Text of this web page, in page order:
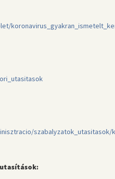
szabalyzatok_utasitasok/